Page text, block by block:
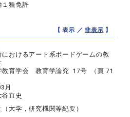
１種免許
【 表示 ／非表示 】
におけるアート系ボードゲームの教
教育学会 教育学論究 17号 （頁 71
月
直史
大学，研究機関等紀要）